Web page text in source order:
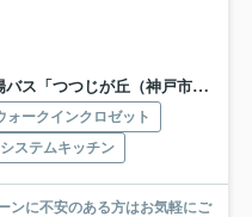
つじが丘（神戸市）」 停歩4分
ォークインクロゼット
システムキッチン
ンに不安のある方はお気軽にご